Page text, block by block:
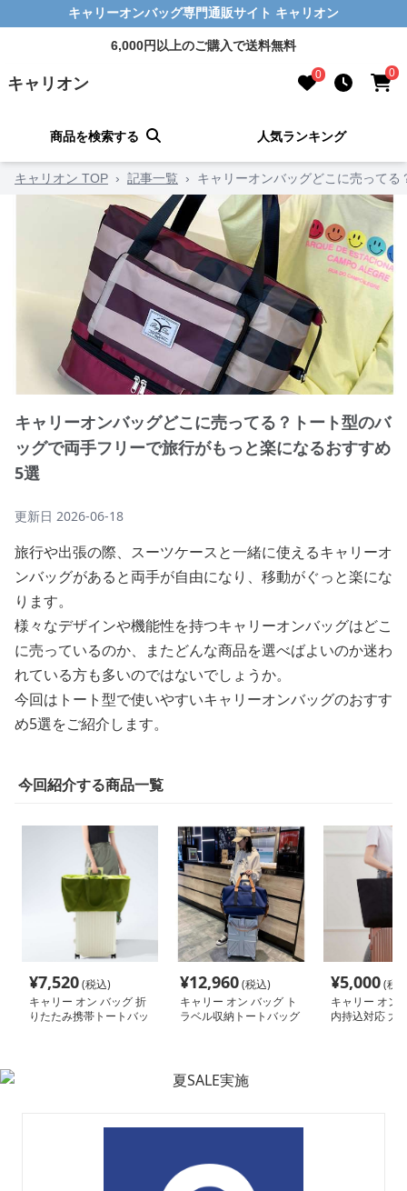
キャリーオンバッグ専門通販サイト キャリオン
6,000円以上のご購入で送料無料
キャリオン 0 0
商品を検索する 人気ランキング
キャリオン TOP › 記事一覧 › キャリーオンバッグどこに売って
キャリーオンバッグどこに売ってる？トート型のバ
ッグで両手フリーで旅行がもっと楽になるおすすめ
5選
更新日 2026-06-18
旅行や出張の際、スーツケースと一緒に使えるキャリーオ
ンバッグがあると両手が自由になり、移動がぐっと楽にな
ります。
様々なデザインや機能性を持つキャリーオンバッグはどこ
に売っているのか、またどんな商品を選べばよいのか迷わ
れている方も多いのではないでしょうか。
今回はトート型で使いやすいキャリーオンバッグのおすす
め5選をご紹介します。
今回紹介する商品一覧
¥7,520(税込)
キャリー オン バッグ 折
りたたみ携帯トートバッ
¥12,960(税込)
キャリー オン バッグ ト
ラベル収納トートバッグ
¥5,000(税
キャリー オン
内持込対応 大